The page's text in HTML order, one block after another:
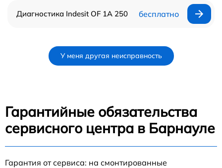
Диагностика Indesit OF 1A 250 бесплатно
У меня другая неисправность
Гарантийные обязательства
сервисного центра в Барнауле
Гарантия от сервиса: на смонтированные